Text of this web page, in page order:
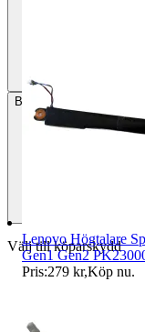
Betalning
Välj till köparskydd
Lenovo Högtalare
Gen1 Gen2
Pris:279 kr,Köp nu.